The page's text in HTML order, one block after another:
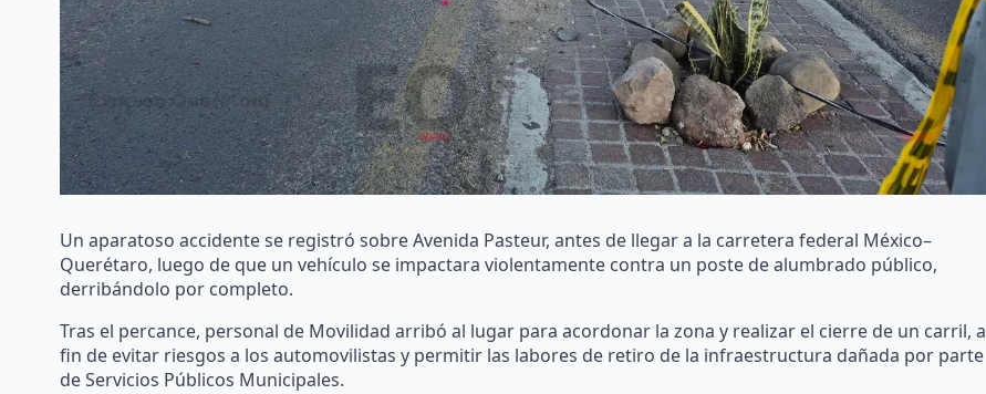
Un aparatoso accidente se registró sobre Avenida Pasteur, antes de llegar a la carretera federal México–
Querétaro, luego de que un vehículo se impactara violentamente contra un poste de alumbrado público,
derribándolo por completo.
Tras el percance, personal de Movilidad arribó al lugar para acordonar la zona y realizar el cierre de un carril, a
fin de evitar riesgos a los automovilistas y permitir las labores de retiro de la infraestructura dañada por parte
de Servicios Públicos Municipales.